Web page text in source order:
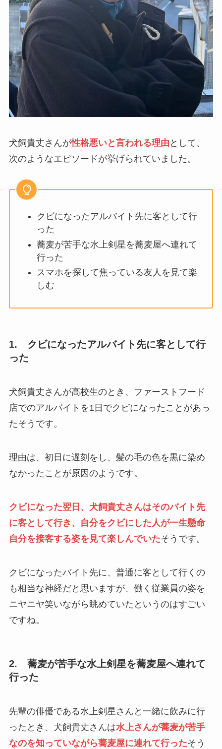
犬飼貴丈さんが性格悪いと言われる理由 として、
次のようなエピソードが挙げられていました。
クビになったアルバイト先に客として行
った
蕎麦が苦手な水上剣星を蕎麦屋へ連れて
行った
スマホを探して焦っている友人を見て楽
しむ
1. クビになったアルバイト先に客として行
った
犬飼貴丈さんが高校生のとき、ファーストフード
店でのアルバイトを1日でクビになったことがあっ
たそうです。
理由は、初日に遅刻をし、髪の毛の色を黒に染め
なかったことが原因のようです。
クビになった翌日、犬飼貴丈さんはそのバイト先
に客として行き、自分をクビにした人が一生懸命
自分を接客する姿を見て楽しんでいたそうです。
クビになったバイト先に、普通に客として行くの
も相当な神経だと思いますが、働く従業員の姿を
ニヤニヤ笑いながら眺めていたというのはすごい
ですね。
2. 蕎麦が苦手な水上剣星を蕎麦屋へ連れて
行った
先輩の俳優である水上剣星さんと一緒に飲みに行
ったとき、犬飼貴丈さんは水上さんが蕎麦が苦手
なのを知っていながら蕎麦屋に連れて行ったそう